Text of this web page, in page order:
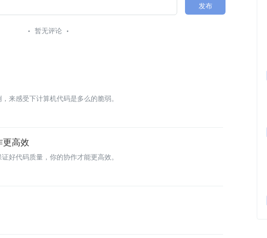
发布
暂无评论
来感受下计算机代码是多么的脆弱。
更高效
好代码质量，你的协作才能更高效。